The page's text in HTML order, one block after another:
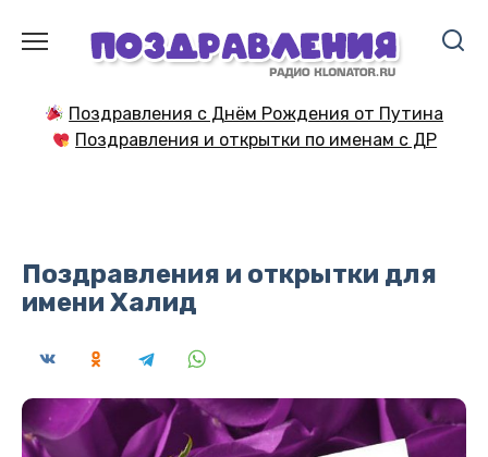
содержанию
Поздравления с Днём Рождения от Путина
Поздравления и открытки по именам с ДР
Поздравления и открытки для
имени Халид